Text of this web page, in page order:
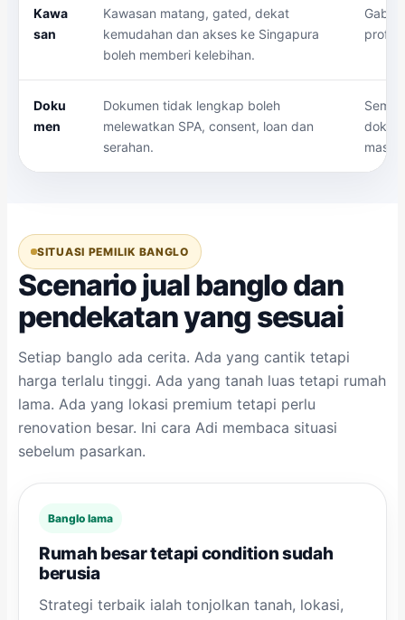
Kawa
san
Kawasan matang, gated, dekat
kemudahan dan akses ke Singapura
boleh memberi kelebihan.
profil
Doku
men
Dokumen tidak lengkap boleh
melewatkan SPA, consent, loan dan
serahan.
SITUASI PEMILIK BANGLO
Scenario jual banglo dan
pendekatan yang sesuai
Setiap banglo ada cerita. Ada yang cantik tetapi
harga terlalu tinggi. Ada yang tanah luas tetapi rumah
lama. Ada yang lokasi premium tetapi perlu
renovation besar. Ini cara Adi membaca situasi
sebelum pasarkan.
Banglo lama
Rumah besar tetapi condition sudah
berusia
Strategi terbaik ialah tonjolkan tanah, lokasi,